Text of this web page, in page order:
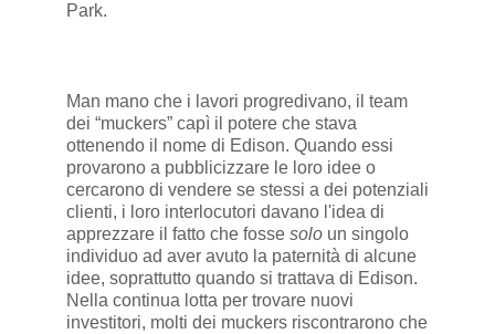
Park.
Man mano che i lavori progredivano, il team
dei “muckers” capì il potere che stava
ottenendo il nome di Edison. Quando essi
provarono a pubblicizzare le loro idee o
cercarono di vendere se stessi a dei potenziali
clienti, i loro interlocutori davano l'idea di
apprezzare il fatto che fosse solo un singolo
individuo ad aver avuto la paternità di alcune
idee, soprattutto quando si trattava di Edison.
Nella continua lotta per trovare nuovi
investitori, molti dei muckers riscontrarono che